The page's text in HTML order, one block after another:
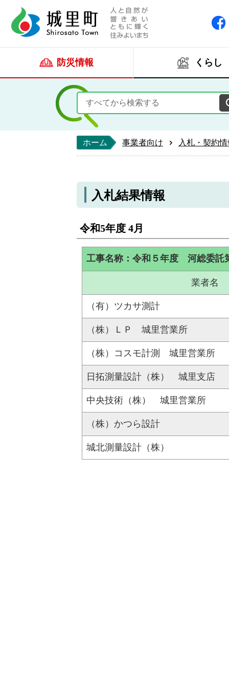
防災情報 くらし
ホーム 事業者向け 入札・契約
入札結果情報
令和5年度 4月
工事名称：令和５年度 河総委託
業者名
（有）ツカサ測計
（株）ＬＰ 城里営業所
（株）コスモ計測 城里営業所
日拓測量設計（株） 城里支店
中央技術（株） 城里営業所
（株）かつら設計
城北測量設計（株）